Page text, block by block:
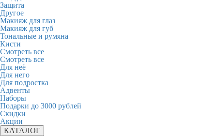
Защита
Другое
Макияж для глаз
Макияж для губ
Тональные и румяна
Кисти
Смотреть все
Смотреть все
Для неё
Для него
Для подростка
Адвенты
Наборы
Подарки до 3000 рублей
Скидки
Акции
КАТАЛОГ